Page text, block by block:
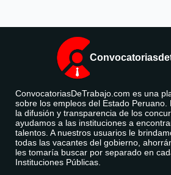
ConvocatoriasDeTrabajo.com es una
sobre los empleos del Estado Peruano.
la difusión y transparencia de los
ayudamos a las instituciones a
talentos. A nuestros usuarios le
todas las vacantes del gobierno,
les tomaría buscar por separado en
Instituciones Públicas.